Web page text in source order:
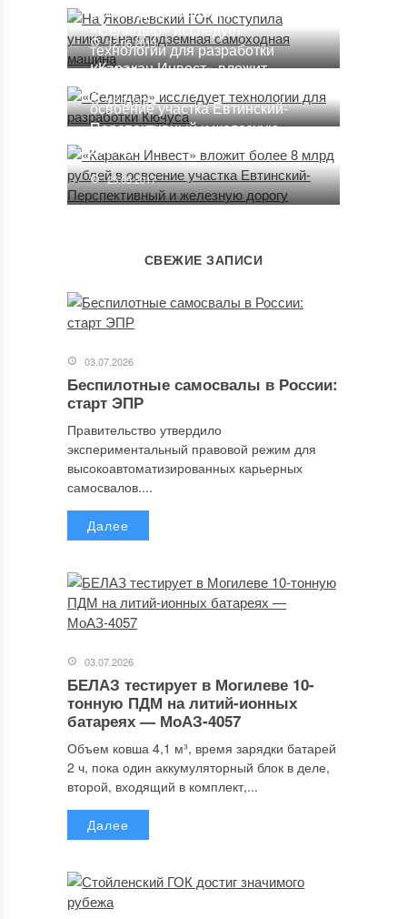
самоходная машина
12.06.2019
«Селигдар» исследует
технологии для разработки
Кючуса
22.02.2024
«Каракан Инвест» вложит
более 8 млрд рублей в
освоение участка Евтинский-
Перспективный и железную
дорогу
25.05.2017
СВЕЖИЕ ЗАПИСИ
03.07.2026
Беспилотные самосвалы в России:
старт ЭПР
Правительство утвердило
экспериментальный правовой режим для
высокоавтоматизированных карьерных
самосвалов....
Далее
03.07.2026
БЕЛАЗ тестирует в Могилеве 10-
тонную ПДМ на литий-ионных
батареях — МоАЗ-4057
Объем ковша 4,1 м³, время зарядки батарей
2 ч, пока один аккумуляторный блок в деле,
второй, входящий в комплект,...
Далее